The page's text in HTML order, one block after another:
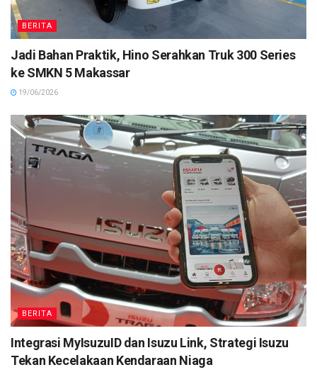
BERITA
Jadi Bahan Praktik, Hino Serahkan Truk 300 Series
ke SMKN 5 Makassar
19/06/2026
BERITA
Integrasi MyIsuzuID dan Isuzu Link, Strategi Isuzu
Tekan Kecelakaan Kendaraan Niaga